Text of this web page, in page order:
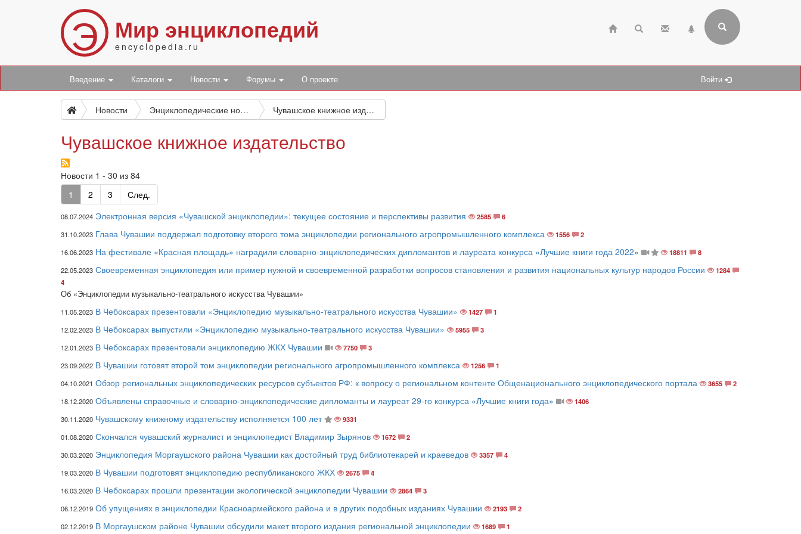
Э Мир энциклопедий
encyclopedia.ru
Введение Каталоги Новости Форумы О проекте Войти
Новости Энциклопедические новости Чувашское книжное издательство
Чувашское книжное издательство
Новости 1 - 30 из 84
1
2 3 След.
08.07.2024 Электронная версия «Чувашской энциклопедии»: текущее состояние и перспективы развития 2585
6
31.10.2023 Глава Чувашии поддержал подготовку второго тома энциклопедии регионального агропромышленного комплекса 1556
2
16.06.2023 На фестивале «Красная площадь» наградили словарно-энциклопедических дипломантов и лауреата конкурса «Лучшие книги года 2022» 18811
8
22.05.2023 Своевременная энциклопедия или пример нужной и своевременной разработки вопросов становления и развития национальных культур народов России
1284
4
Об «Энциклопедии музыкально-театрального искусства Чувашии»
11.05.2023 В Чебоксарах презентовали «Энциклопедию музыкально-театрального искусства Чувашии» 1427
1
12.02.2023 В Чебоксарах выпустили «Энциклопедию музыкально-театрального искусства Чувашии» 5955
3
12.01.2023 В Чебоксарах презентовали энциклопедию ЖКХ Чувашии 7750
3
23.09.2022 В Чувашии готовят второй том энциклопедии регионального агропромышленного комплекса 1256
1
04.10.2021 Обзор региональных энциклопедических ресурсов субъектов РФ: к вопросу о региональном контенте Общенационального энциклопедического портала 3655
2
18.12.2020 Объявлены справочные и словарно-энциклопедические дипломанты и лауреат 29-го конкурса «Лучшие книги года»
1406
30.11.2020 Чувашскому книжному издательству исполняется 100 лет
9331
01.08.2020 Скончался чувашский журналист и энциклопедист Владимир Зырянов 1672
2
30.03.2020 Энциклопедия Моргаушского района Чувашии как достойный труд библиотекарей и краеведов 3357
4
19.03.2020 В Чувашии подготовят энциклопедию республиканского ЖКХ 2675
4
16.03.2020 В Чебоксарах прошли презентации экологической энциклопедии Чувашии 2864
3
06.12.2019 Об упущениях в энциклопедии Красноармейского района и в других подобных изданиях Чувашии 2193
2
02.12.2019 В Моргаушском районе Чувашии обсудили макет второго издания региональной энциклопедии 1689 1